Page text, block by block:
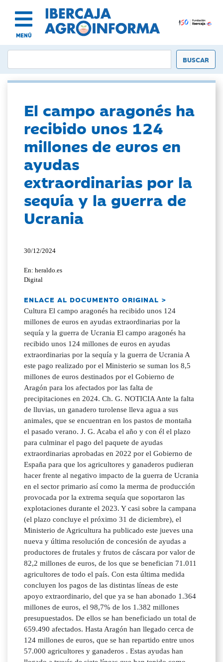
MENÚ
El campo aragonés ha
recibido unos 124
millones de euros en
ayudas
extraordinarias por la
sequía y la guerra de
Ucrania
30/12/2024
En: heraldo.es
Digital
ENLACE AL DOCUMENTO ORIGINAL >
Cultura El campo aragonés ha recibido unos 124
millones de euros en ayudas extraordinarias por la
sequía y la guerra de Ucrania El campo aragonés ha
recibido unos 124 millones de euros en ayudas
extraordinarias por la sequía y la guerra de Ucrania A
este pago realizado por el Ministerio se suman los 8,5
millones de euros destinados por el Gobierno de
Aragón para los afectados por las falta de
precipitaciones en 2024. Ch. G. NOTICIA Ante la falta
de lluvias, un ganadero turolense lleva agua a sus
animales, que se encuentran en los pastos de montaña
el pasado verano. J. G. Acaba el año y con él el plazo
para culminar el pago del paquete de ayudas
extraordinarias aprobadas en 2022 por el Gobierno de
España para que los agricultores y ganaderos pudieran
hacer frente al negativo impacto de la guerra de Ucrania
en el sector primario así como la merma de producción
provocada por la extrema sequía que soportaron las
explotaciones durante el 2023. Y casi sobre la campana
(el plazo concluye el próximo 31 de diciembre), el
Ministerio de Agricultura ha publicado este jueves una
nueva y última resolución de concesión de ayudas a
productores de frutales y frutos de cáscara por valor de
82,2 millones de euros, de los que se benefician 71.011
agricultores de todo el país. Con esta última medida
concluyen los pagos de las distintas líneas de este
apoyo extraordinario, del que ya se han abonado 1.364
millones de euros, el 98,7% de los 1.382 millones
presupuestados. De ellos se han beneficiado un total de
659.490 afectados. Hasta Aragón han llegado cerca de
124 millones de euros, que se han repartido entre unos
57.000 agricultores y ganaderos . Estas ayudas han